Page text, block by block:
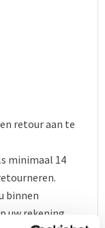
retour aan te
minimaal 14
binnen
uw rekening.